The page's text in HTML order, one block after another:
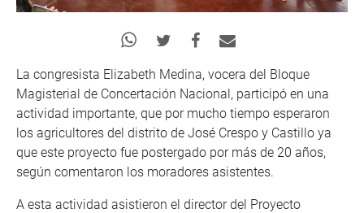
La congresista Elizabeth Medina, vocera del Bloque
Magisterial de Concertación Nacional, participó en una
actividad importante, que por mucho tiempo esperaron
los agricultores del distrito de José Crespo y Castillo ya
que este proyecto fue postergado por más de 20 años,
según comentaron los moradores asistentes.
A esta actividad asistieron el director del Proyecto